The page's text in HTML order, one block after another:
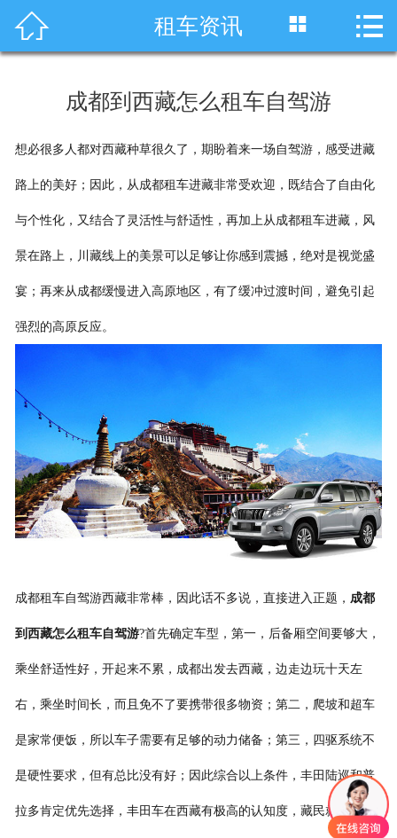
 首页
川藏线租车
租车资讯
租车价格
成功案例
联系我们
 租车资讯  
成都到西藏怎么租车自驾游
想必很多人都对西藏种草很久了，期盼着来一场自驾游，感受进藏
路上的美好；因此，从成都租车进藏非常受欢迎，既结合了自由化
与个性化，又结合了灵活性与舒适性，再加上从成都租车进藏，风
景在路上，川藏线上的美景可以足够让你感到震撼，绝对是视觉盛
宴；再来从成都缓慢进入高原地区，有了缓冲过渡时间，避免引起
强烈的高原反应。
成都租车自驾游西藏非常棒，因此话不多说，直接进入正题， 成都
到西藏怎么租车自驾游?首先确定车型，第一，后备厢空间要够大，
乘坐舒适性好，开起来不累，成都出发去西藏，边走边玩十天左
右，乘坐时间长，而且免不了要携带很多物资；第二，爬坡和超车
是家常便饭，所以车子需要有足够的动力储备；第三，四驱系统不
是硬性要求，但有总比没有好；因此综合以上条件，丰田陆巡和普
拉多肯定优先选择，丰田车在西藏有极高的认知度，藏民就认这个